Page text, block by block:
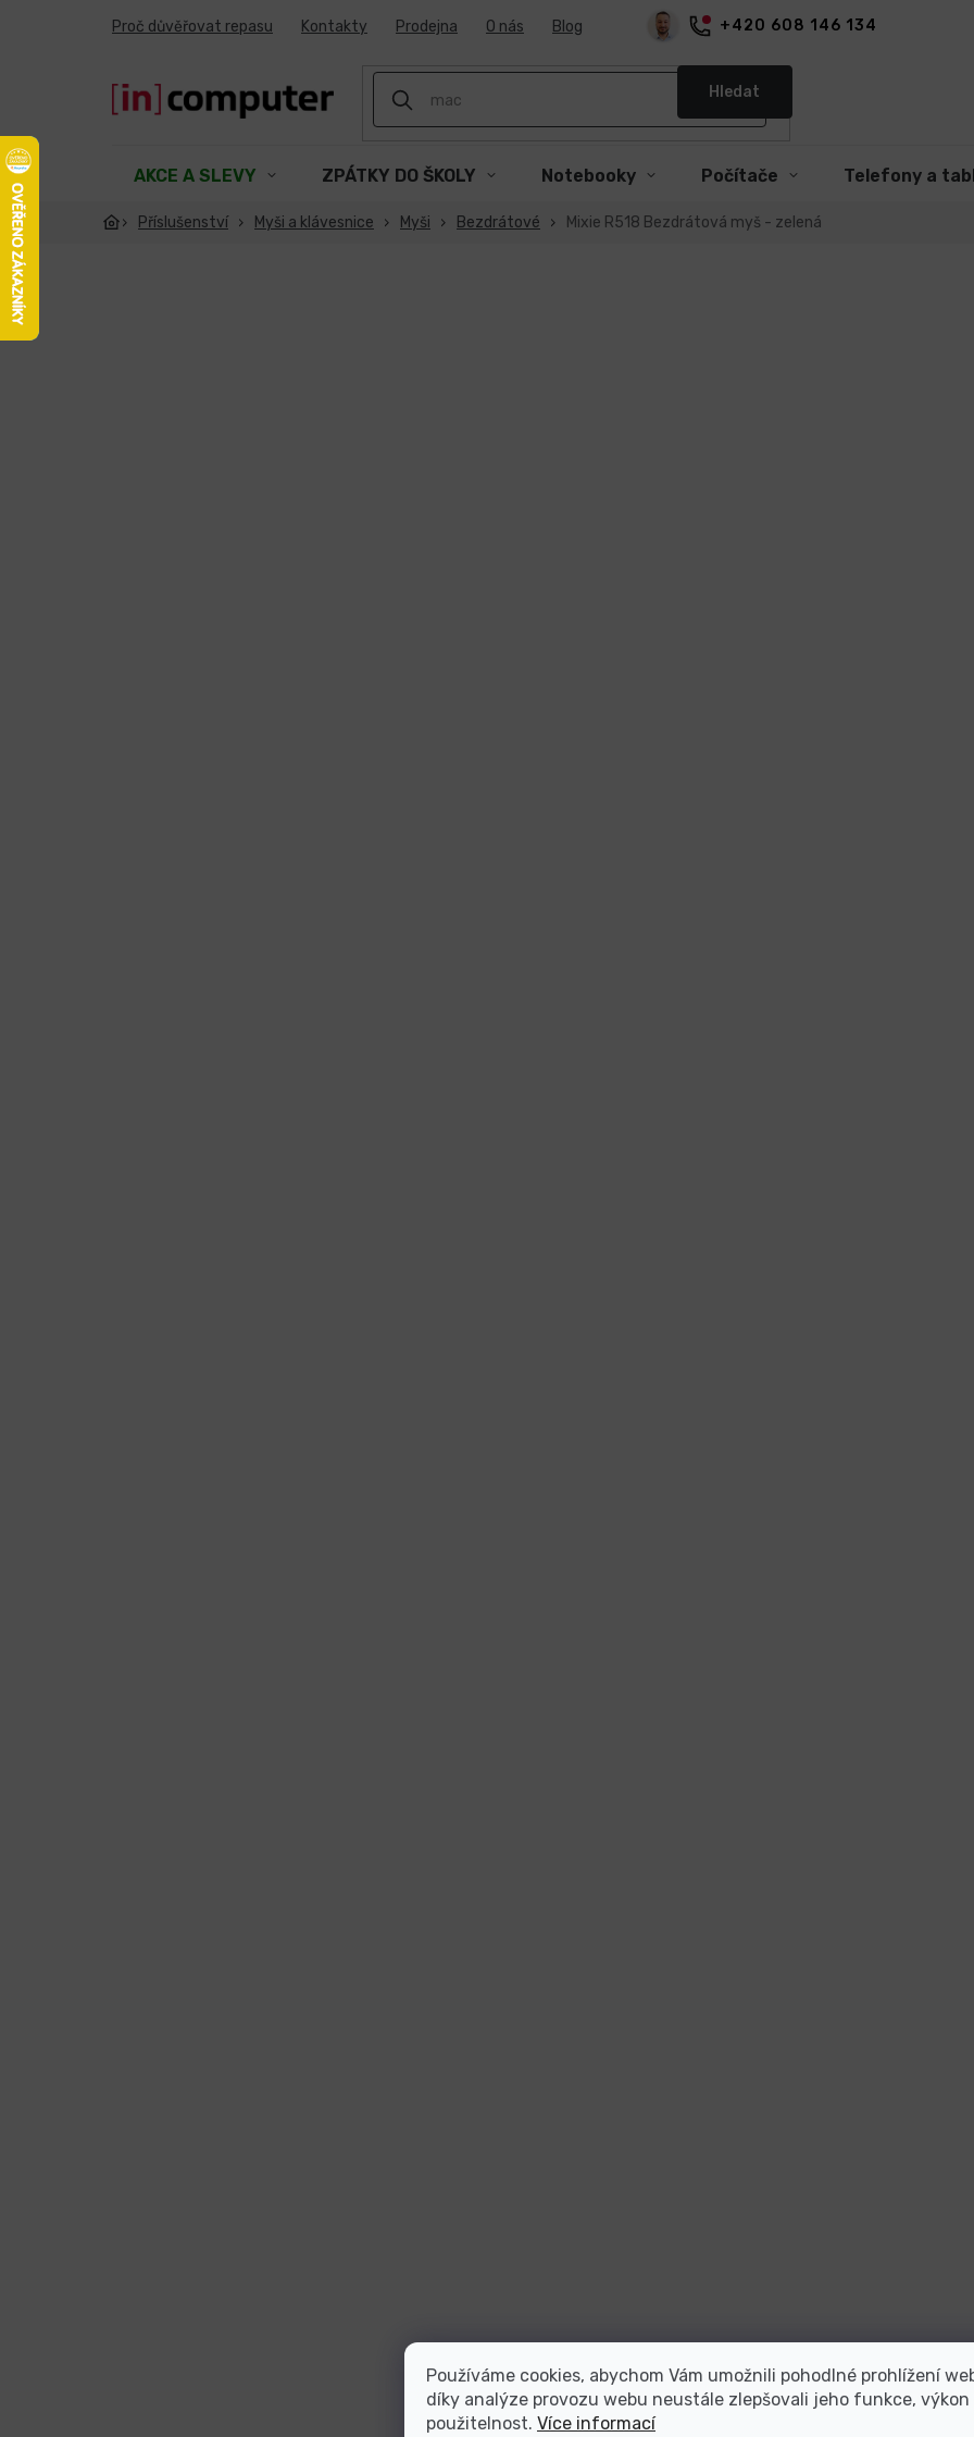
Používáme cookies, abychom Vám umožnili pohodlné prohlížení
díky analýze provozu webu neustále zlepšovali jeho funkce, výkon
použitelnost. Více informací
+420 608 146 134
Proč důvěřovat repasu Kontakty Prodejna O nás Blog
Hledat
AKCE A SLEVY ZPÁTKY DO ŠKOLY Notebooky Počítače Telefony a
Příslušenství Myši a klávesnice Myši Bezdrátové Mixie R518 Bezdrátová myš - zelená